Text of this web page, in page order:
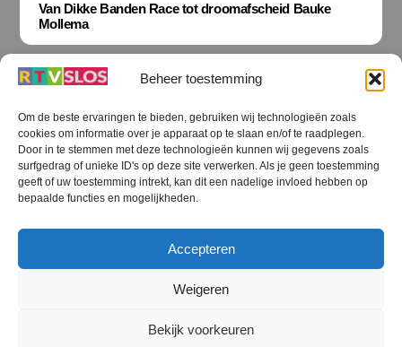
Beheer toestemming
Om de beste ervaringen te bieden, gebruiken wij technologieën zoals
cookies om informatie over je apparaat op te slaan en/of te raadplegen.
Door in te stemmen met deze technologieën kunnen wij gegevens zoals
surfgedrag of unieke ID's op deze site verwerken. Als je geen toestemming
geeft of uw toestemming intrekt, kan dit een nadelige invloed hebben op
bepaalde functies en mogelijkheden.
Accepteren
Weigeren
Bekijk voorkeuren
Van Dikke Banden Race tot droomafscheid Bauke
Mollema
Terug
naar
boven
RTV SLOS
RTV SLOS ANBI